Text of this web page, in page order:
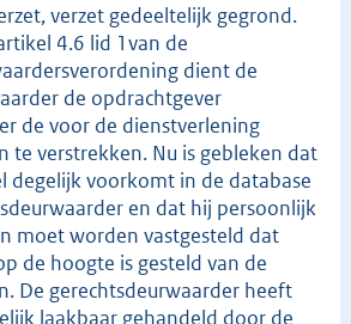
verzet gedeeltelijk gegrond.
4.6 lid 1van de
dient de
de opdrachtgever
de voor de dienstverlening
te verstrekken. Nu is gebleken dat
degelijk voorkomt in de database
en dat hij persoonlijk
moet worden vastgesteld dat
de hoogte is gesteld van de
De gerechtsdeurwaarder heeft
laakbaar gehandeld door de